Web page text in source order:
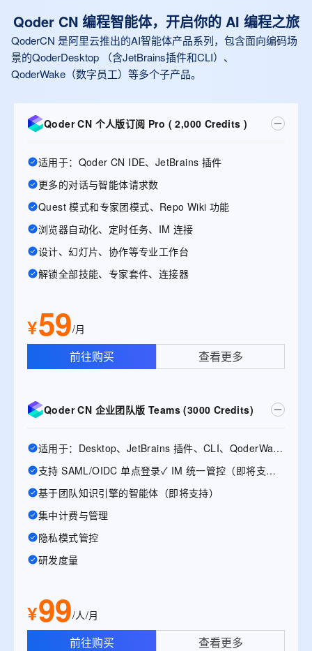
Qoder CN 编程智能体，开启你的 AI 编程之旅
QoderCN 是阿里云推出的AI智能体产品系列，包含面向编码场
景的QoderDesktop （含JetBrains插件和CLI）、
QoderWake（数字员工）等多个子产品。
Qoder CN 个人版订阅 Pro ( 2,000 Credits )
适用于：Qoder CN IDE、JetBrains 插件
更多的对话与智能体请求数
Quest 模式和专家团模式、Repo Wiki 功能
浏览器自动化、定时任务、IM 连接
设计、幻灯片、协作等专业工作台
解锁全部技能、专家套件、连接器
¥59/月
前往购买 查看更多
Qoder CN 企业团队版 Teams (3000 Credits)
适用于：Desktop、JetBrains 插件、CLI、QoderWake、Mobile
支持 SAML/OIDC 单点登录✓ IM 统一管控（即将支持）
基于团队知识引擎的智能体（即将支持）
集中计费与管理
隐私模式管控
研发度量
¥99/人/月
前往购买 查看更多